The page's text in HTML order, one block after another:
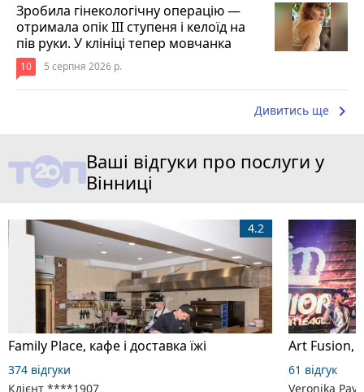
Зробила гінекологічну операцію —
отримала опік ІІІ ступеня і келоїд на
пів руки. У клініці тепер мовчанка
10 5 серпня 2026 р.
Дивитись ще keyboard_arrow_right
Ваші відгуки про послуги у
Вінниці
Family Place, кафе і доставка їжі
4.2
374 відгуки
Клієнт ****1907
Art Fusion,
61 відгук
Veronika